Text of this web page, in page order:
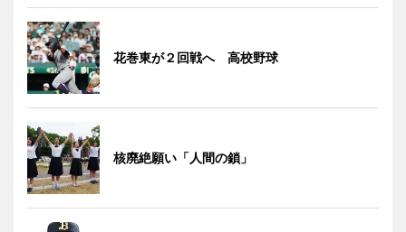
花巻東が２回戦へ 高校野球
核廃絶願い「人間の鎖」